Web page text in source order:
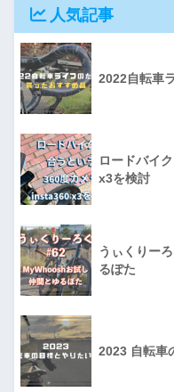
人気記事
2022自転車
ロードバイ
x3を検討
うぃくりー
るぽた
2023 自転車